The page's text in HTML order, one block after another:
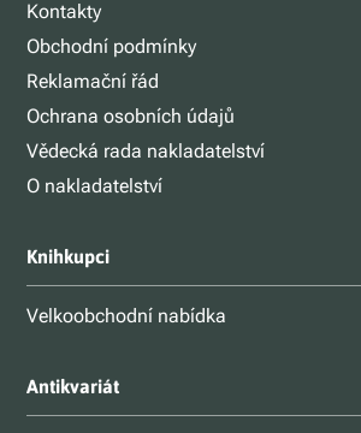
Kontakty
Obchodní podmínky
Reklamační řád
Ochrana osobních údajů
Vědecká rada nakladatelství
O nakladatelství
Knihkupci
Velkoobchodní nabídka
Antikvariát